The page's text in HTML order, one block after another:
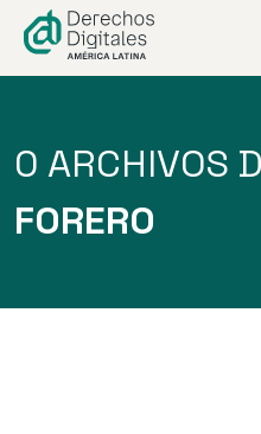
contenido
0 ARCHIVOS
FORERO